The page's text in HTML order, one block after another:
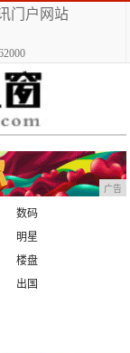
门户网站
广告
数码
明星
楼盘
出国